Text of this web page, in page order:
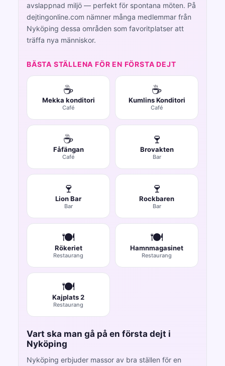
avslappnad miljö — perfekt för spontana möten. På
dejtingonline.com nämner många medlemmar från
Nyköping dessa områden som favoritplatser att
träffa nya människor.
BÄSTA STÄLLENA FÖR EN FÖRSTA DEJT
☕
Mekka konditori
Café
☕
Kumlins Konditori
Café
☕
Fåfängan
Café
🍷
Brovakten
Bar
🍷
Lion Bar
Bar
🍷
Rockbaren
Bar
🍽️
Rökeriet
Restaurang
🍽️
Hamnmagasinet
Restaurang
🍽️
Kajplats 2
Restaurang
Vart ska man gå på en första dejt i
Nyköping
Nyköping erbjuder massor av bra ställen för en